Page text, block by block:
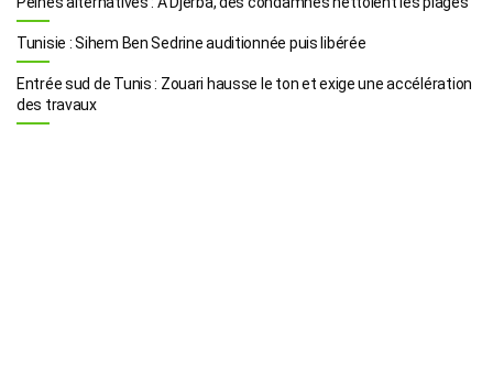
Tunisie : Sihem Ben Sedrine auditionnée puis libérée
Entrée sud de Tunis : Zouari hausse le ton et exige une accélération
des travaux